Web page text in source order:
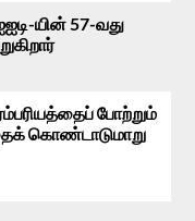
யின் 57-வது
போற்றும்
கொண்டாடுமாறு